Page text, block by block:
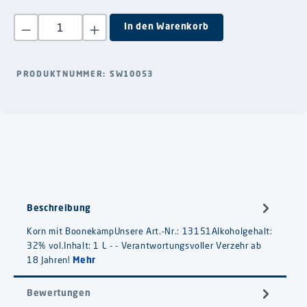
Produkt Anzahl: Gib den gewünschten Wert ein oder benutze
In den Warenkorb
PRODUKTNUMMER: SW10053
Beschreibung
Korn mit BoonekampUnsere Art.-Nr.: 13151Alkoholgehalt:
32% vol.Inhalt: 1 L - - Verantwortungsvoller Verzehr ab
18 Jahren! Mehr
Bewertungen